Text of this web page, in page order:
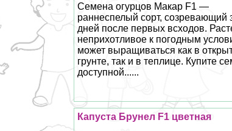
Семена огурцов Макар F1 —
раннеспелый сорт, созревающий
дней после первых всходов.
неприхотливое к погодным
может выращиваться как в
грунте, так и в теплице. Купите
доступной......
Капуста Брунел F1 цветная